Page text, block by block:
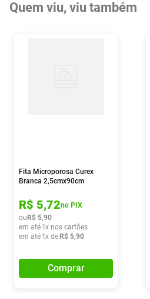
Quem viu, viu também
Fita Microporosa Curex
Branca 2,5cmx90cm
R$ 5,72no PIX
ou R$ 5,90
em até 1x nos cartões
em até 1x de R$ 5,90
Comprar